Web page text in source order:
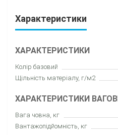
Характеристики
ХАРАКТЕРИСТИКИ
Колір базовий
Щільність матеріалу, г/м2
ХАРАКТЕРИСТИКИ ВАГОВІ
Вага човна, кг
Вантажопідйомність, кг